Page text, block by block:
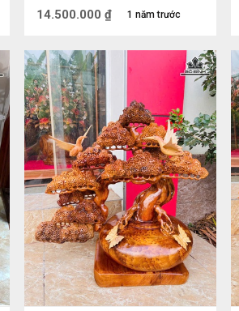
1 năm trước
14.500.000 ₫